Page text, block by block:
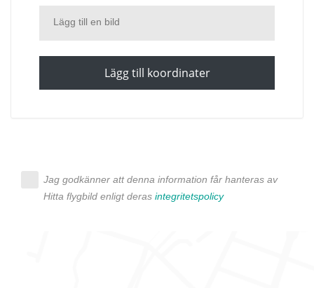
Lägg till en bild
Lägg till koordinater
Jag godkänner att denna information får hanteras av
Hitta flygbild enligt deras integritetspolicy